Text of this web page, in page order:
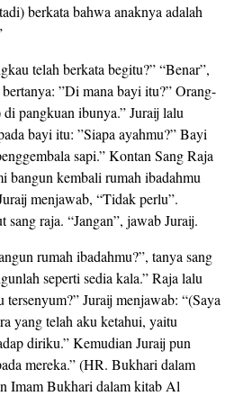
berkata bahwa anaknya adalah
telah berkata begitu?” “Benar”,
”Di mana bayi itu?” Orang-
pangkuan ibunya.” Juraij lalu
bayi itu: ”Siapa ayahmu?” Bayi
sapi.” Kontan Sang Raja
bangun kembali rumah ibadahmu
menjawab, “Tidak perlu”.
sang raja. “Jangan”, jawab Juraij.
rumah ibadahmu?”, tanya sang
seperti sedia kala.” Raja lalu
tersenyum?” Juraij menjawab: “(Saya
yang telah aku ketahui, yaitu
diriku.” Kemudian Juraij pun
mereka.” (HR. Bukhari dalam
Imam Bukhari dalam kitab Al